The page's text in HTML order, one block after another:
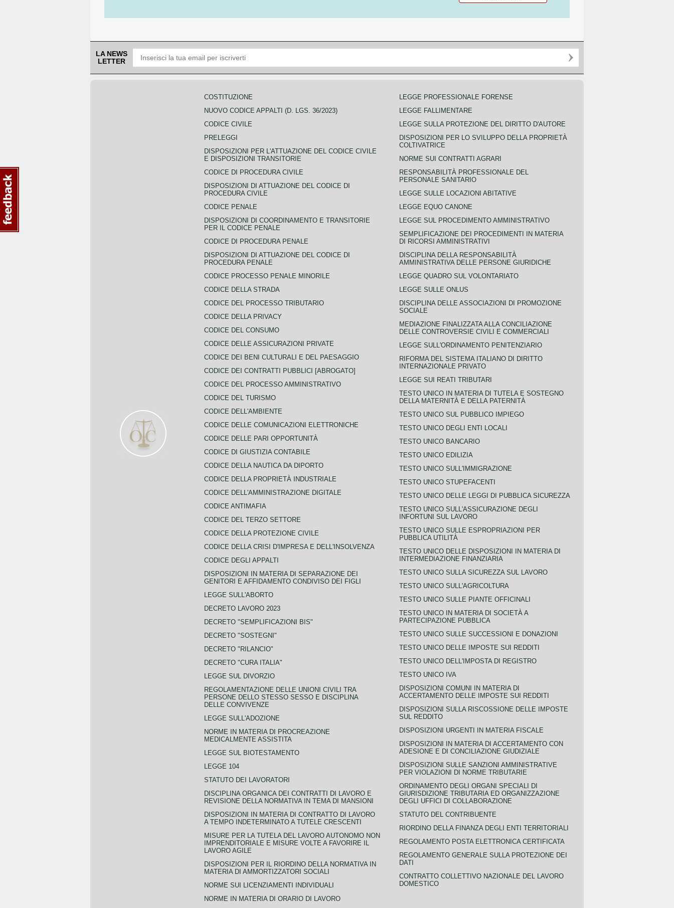
LA NEWS
LETTER
COSTITUZIONE
NUOVO CODICE APPALTI (D. LGS. 36/2023)
CODICE CIVILE
PRELEGGI
DISPOSIZIONI PER L'ATTUAZIONE DEL CODICE CIVILE
E DISPOSIZIONI TRANSITORIE
CODICE DI PROCEDURA CIVILE
DISPOSIZIONI DI ATTUAZIONE DEL CODICE DI
PROCEDURA CIVILE
CODICE PENALE
DISPOSIZIONI DI COORDINAMENTO E TRANSITORIE
PER IL CODICE PENALE
CODICE DI PROCEDURA PENALE
DISPOSIZIONI DI ATTUAZIONE DEL CODICE DI
PROCEDURA PENALE
CODICE PROCESSO PENALE MINORILE
CODICE DELLA STRADA
CODICE DEL PROCESSO TRIBUTARIO
CODICE DELLA PRIVACY
CODICE DEL CONSUMO
CODICE DELLE ASSICURAZIONI PRIVATE
CODICE DEI BENI CULTURALI E DEL PAESAGGIO
CODICE DEI CONTRATTI PUBBLICI [ABROGATO]
CODICE DEL PROCESSO AMMINISTRATIVO
CODICE DEL TURISMO
CODICE DELL'AMBIENTE
CODICE DELLE COMUNICAZIONI ELETTRONICHE
CODICE DELLE PARI OPPORTUNITÀ
CODICE DI GIUSTIZIA CONTABILE
CODICE DELLA NAUTICA DA DIPORTO
CODICE DELLA PROPRIETÀ INDUSTRIALE
CODICE DELL'AMMINISTRAZIONE DIGITALE
CODICE ANTIMAFIA
CODICE DEL TERZO SETTORE
CODICE DELLA PROTEZIONE CIVILE
CODICE DELLA CRISI D'IMPRESA E DELL'INSOLVENZA
CODICE DEGLI APPALTI
DISPOSIZIONI IN MATERIA DI SEPARAZIONE DEI
GENITORI E AFFIDAMENTO CONDIVISO DEI FIGLI
LEGGE SULL'ABORTO
DECRETO LAVORO 2023
DECRETO "SEMPLIFICAZIONI BIS"
DECRETO "SOSTEGNI"
DECRETO "RILANCIO"
DECRETO "CURA ITALIA"
LEGGE SUL DIVORZIO
REGOLAMENTAZIONE DELLE UNIONI CIVILI TRA
PERSONE DELLO STESSO SESSO E DISCIPLINA
DELLE CONVIVENZE
LEGGE SULL'ADOZIONE
NORME IN MATERIA DI PROCREAZIONE
MEDICALMENTE ASSISTITA
LEGGE SUL BIOTESTAMENTO
LEGGE 104
STATUTO DEI LAVORATORI
DISCIPLINA ORGANICA DEI CONTRATTI DI LAVORO E
REVISIONE DELLA NORMATIVA IN TEMA DI MANSIONI
DISPOSIZIONI IN MATERIA DI CONTRATTO DI LAVORO
A TEMPO INDETERMINATO A TUTELE CRESCENTI
MISURE PER LA TUTELA DEL LAVORO AUTONOMO NON
IMPRENDITORIALE E MISURE VOLTE A FAVORIRE IL
LAVORO AGILE
DISPOSIZIONI PER IL RIORDINO DELLA NORMATIVA IN
MATERIA DI AMMORTIZZATORI SOCIALI
NORME SUI LICENZIAMENTI INDIVIDUALI
NORME IN MATERIA DI ORARIO DI LAVORO
LEGGE PROFESSIONALE FORENSE
LEGGE FALLIMENTARE
LEGGE SULLA PROTEZIONE DEL DIRITTO D'AUTORE
DISPOSIZIONI PER LO SVILUPPO DELLA PROPRIETÀ
COLTIVATRICE
NORME SUI CONTRATTI AGRARI
RESPONSABILITÀ PROFESSIONALE DEL
PERSONALE SANITARIO
LEGGE SULLE LOCAZIONI ABITATIVE
LEGGE EQUO CANONE
LEGGE SUL PROCEDIMENTO AMMINISTRATIVO
SEMPLIFICAZIONE DEI PROCEDIMENTI IN MATERIA
DI RICORSI AMMINISTRATIVI
DISCIPLINA DELLA RESPONSABILITÀ
AMMINISTRATIVA DELLE PERSONE GIURIDICHE
LEGGE QUADRO SUL VOLONTARIATO
LEGGE SULLE ONLUS
DISCIPLINA DELLE ASSOCIAZIONI DI PROMOZIONE
SOCIALE
MEDIAZIONE FINALIZZATA ALLA CONCILIAZIONE
DELLE CONTROVERSIE CIVILI E COMMERCIALI
LEGGE SULL'ORDINAMENTO PENITENZIARIO
RIFORMA DEL SISTEMA ITALIANO DI DIRITTO
INTERNAZIONALE PRIVATO
LEGGE SUI REATI TRIBUTARI
TESTO UNICO IN MATERIA DI TUTELA E SOSTEGNO
DELLA MATERNITÀ E DELLA PATERNITÀ
TESTO UNICO SUL PUBBLICO IMPIEGO
TESTO UNICO DEGLI ENTI LOCALI
TESTO UNICO BANCARIO
TESTO UNICO EDILIZIA
TESTO UNICO SULL'IMMIGRAZIONE
TESTO UNICO STUPEFACENTI
TESTO UNICO DELLE LEGGI DI PUBBLICA SICUREZZA
TESTO UNICO SULL'ASSICURAZIONE DEGLI
INFORTUNI SUL LAVORO
TESTO UNICO SULLE ESPROPRIAZIONI PER
PUBBLICA UTILITÀ
TESTO UNICO DELLE DISPOSIZIONI IN MATERIA DI
INTERMEDIAZIONE FINANZIARIA
TESTO UNICO SULLA SICUREZZA SUL LAVORO
TESTO UNICO SULL'AGRICOLTURA
TESTO UNICO SULLE PIANTE OFFICINALI
TESTO UNICO IN MATERIA DI SOCIETÀ A
PARTECIPAZIONE PUBBLICA
TESTO UNICO SULLE SUCCESSIONI E DONAZIONI
TESTO UNICO DELLE IMPOSTE SUI REDDITI
TESTO UNICO DELL'IMPOSTA DI REGISTRO
TESTO UNICO IVA
DISPOSIZIONI COMUNI IN MATERIA DI
ACCERTAMENTO DELLE IMPOSTE SUI REDDITI
DISPOSIZIONI SULLA RISCOSSIONE DELLE IMPOSTE
SUL REDDITO
DISPOSIZIONI URGENTI IN MATERIA FISCALE
DISPOSIZIONI IN MATERIA DI ACCERTAMENTO CON
ADESIONE E DI CONCILIAZIONE GIUDIZIALE
DISPOSIZIONI SULLE SANZIONI AMMINISTRATIVE
PER VIOLAZIONI DI NORME TRIBUTARIE
ORDINAMENTO DEGLI ORGANI SPECIALI DI
GIURISDIZIONE TRIBUTARIA ED ORGANIZZAZIONE
DEGLI UFFICI DI COLLABORAZIONE
STATUTO DEL CONTRIBUENTE
RIORDINO DELLA FINANZA DEGLI ENTI TERRITORIALI
REGOLAMENTO POSTA ELETTRONICA CERTIFICATA
REGOLAMENTO GENERALE SULLA PROTEZIONE DEI
DATI
CONTRATTO COLLETTIVO NAZIONALE DEL LAVORO
DOMESTICO